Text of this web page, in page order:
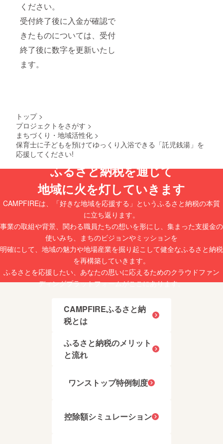
ください。
受付終了後に入金が確認で
きたものについては、受付
終了後に数字を更新いたし
ます。
トップ >
プロジェクトをさがす >
まちづくり・地域活性化 >
保育士に子どもを預けてゆっくり入浴できる「託児銭湯」を
応援してください!
ふるさと納税を通じて
地域に火を灯していきます
CAMPFIREは、「好きな地域を応援する」というふるさと納税の本質
に立ち返ります。
事業の取組や背景、関わる職員たちの想いを形にし、集まった支援金の
使いみち、まちのビジョンやミッションを
明確にして、地域の魅力や地場産業を掘り起こして健全なふるさと納税
を再構築していきます。
ふるさとを応援したい、あなたの思いに応えるためのクラウドファン
ディングプラットフォームがここにあります。
CAMPFIREふるさと納
税とは
ふるさと納税のメリット
と流れ
ワンストップ特例制度
控除額シミュレーション